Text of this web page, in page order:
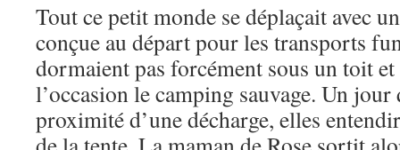
Tout ce petit monde se déplaçait avec
conçue au départ pour les transports
dormaient pas forcément sous un toit
l’occasion le camping sauvage. Un
proximité d’une décharge, elles